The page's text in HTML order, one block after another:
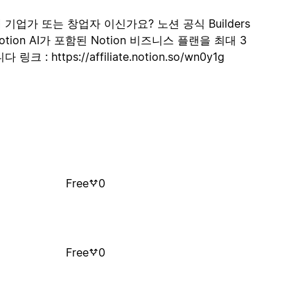
업가 또는 창업자 이신가요? 노션 공식 Builders
AI가 포함된 Notion 비즈니스 플랜을 최대 3
다 링크 : https://affiliate.notion.so/wn0y1g
Free 0
Free 0